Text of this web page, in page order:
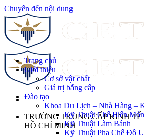
Chuyển đến nội dung
TRƯỜNG TRUNG CẤP KINH
HỒ CHÍ MINH
Trang chủ
Giới thiệu
Cơ sở vật chất
Giá trị bằng cấp
Đào tạo
Khoa Du Lịch – Nhà Hàng –
Kỹ Thuật Chế Biến
Kỹ Thuật Làm Bánh
Kỹ Thuật Pha Chế Đồ